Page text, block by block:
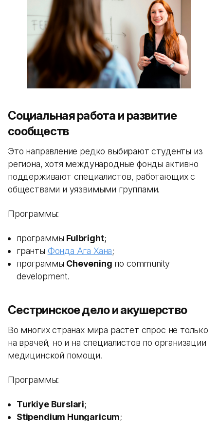
Социальная работа и развитие
сообществ
Это направление редко выбирают студенты из
региона, хотя международные фонды активно
поддерживают специалистов, работающих с
обществами и уязвимыми группами.
Программы:
программы Fulbright;
гранты Фонда Ага Хана;
программы Chevening по community
development.
Сестринское дело и акушерство
Во многих странах мира растет спрос не только
на врачей, но и на специалистов по организации
медицинской помощи.
Программы:
Turkiye Burslari;
Stipendium Hungaricum;